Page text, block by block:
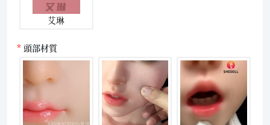
艾琳
頭部材質